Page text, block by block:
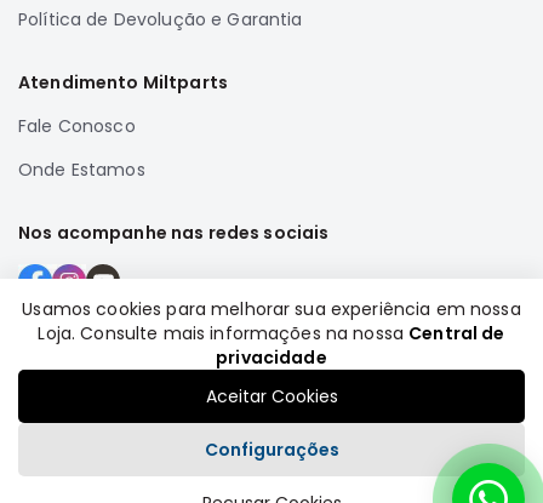
FORD
LAND
JETTA
GALANT
AMAROK
GM
MILTPARTS
TENACITY
Política de Devolução e Garantia
Atendimento Miltparts
Fale Conosco
Onde Estamos
Nos acompanhe nas redes sociais
Formas de pagamento
Usamos cookies para melhorar sua experiência em nossa
Loja. Consulte mais informações na nossa Central de
privacidade
Aceitar Cookies
Configurações